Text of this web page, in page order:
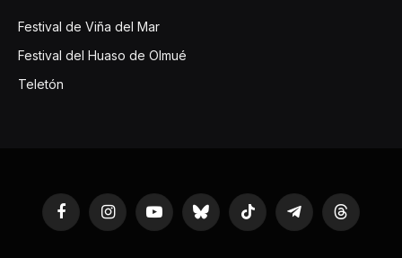
Festival de Viña del Mar
Festival del Huaso de Olmué
Teletón
FacebookInstagramYouTubeBluesky TikTok TelegramThreads